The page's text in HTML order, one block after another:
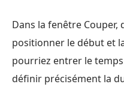
Dans la fenêtre
positionner le début et
pourriez entrer le
définir précisément la